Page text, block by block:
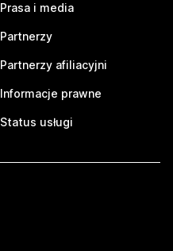
Prasa i media
Partnerzy
Partnerzy afiliacyjni
Informacje prawne
Status usługi